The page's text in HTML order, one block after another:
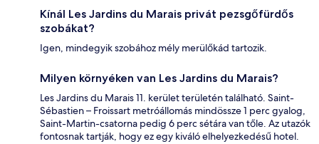
Kínál Les Jardins du Marais privát pezsgőfürdős
szobákat?
Igen, mindegyik szobához mély merülőkád tartozik.
Milyen környéken van Les Jardins du Marais?
Les Jardins du Marais 11. kerület területén található. Saint-
Sébastien – Froissart metróállomás mindössze 1 perc gyalog,
Saint-Martin-csatorna pedig 6 perc sétára van tőle. Az utazók
fontosnak tartják, hogy ez egy kiváló elhelyezkedésű hotel.